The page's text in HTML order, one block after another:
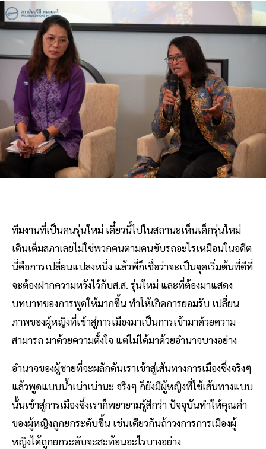
ทีมงานที่เป็นคนรุ่นใหม่ เดี๋ยวนี้ไปในสถานะเห็นเด็กรุ่นใหม่
เดินเต็มสภาเลยไม่ใช่พวกคนตามคนขับรถอะไรเหมือนในอดีต
นี่คือการเปลี่ยนแปลงหนึ่ง แล้วพี่ก็เชื่อว่าจะเป็นจุดเริ่มต้นที่ดีที่
จะต้องฝากความหวังไว้กับส.ส. รุ่นใหม่ และที่ต้องมาแสดง
บทบาทของการพูดให้มากขึ้น ทำให้เกิดการยอมรับ เปลี่ยน
ภาพของผู้หญิงที่เข้าสู่การเมืองมาเป็นการเข้ามาด้วยความ
สามารถ มาด้วยความตั้งใจ แต่ไม่ได้มาด้วยอำนาจบางอย่าง
อำนาจของผู้ชายที่จะผลักดันเราเข้าสู่เส้นทางการเมืองซึ่งจริงๆ
แล้วพูดแบบน้ำเน่าเน่านะ จริงๆ ก็ยังมีผู้หญิงที่ใช้เส้นทางแบบ
นั้นเข้าสู่การเมืองซึ่งเราก็พยายามรู้สึกว่า ปัจจุบันทำให้คุณค่า
ของผู้หญิงถูกยกระดับขึ้น เช่นเดียวกันถ้าวงการการเมืองผู้
หญิงได้ถูกยกระดับจะสะท้อนอะไรบางอย่าง